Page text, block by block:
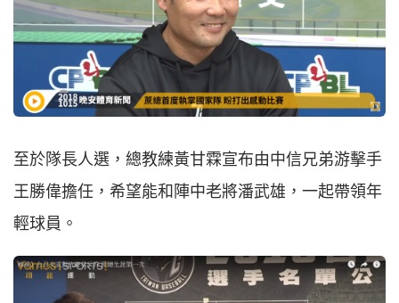
至於隊長人選，總教練黃甘霖宣布由中信兄弟游擊手
王勝偉擔任，希望能和陣中老將潘武雄，一起帶領年
輕球員。